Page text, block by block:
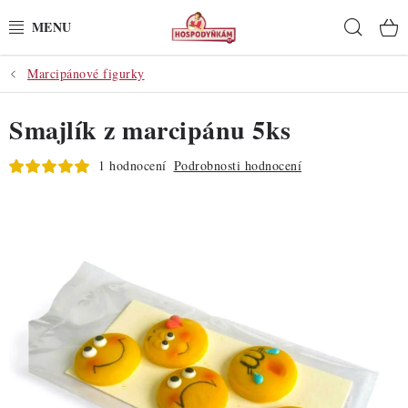
na
POTŘEBY
POMŮCKY
SUROVINY
PRO OSLAVY
DO KUCHYNĚ
POCHUTINY
Marcipánové figurky
Smajlík z marcipánu 5ks
1 hodnocení Podrobnosti hodnocení